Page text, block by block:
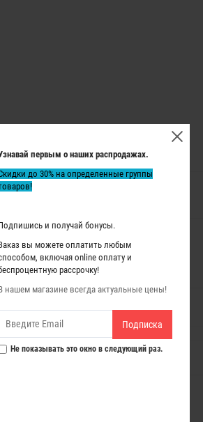
первым о наших распродажах.
до 30% на определенные группы
и получай бонусы.
вы можете оплатить любым
включая online оплату и
рассрочку!
нашем магазине всегда актуальные цены!
Подписка
Не показывать это окно в следующий раз.
ТОВАРЫ